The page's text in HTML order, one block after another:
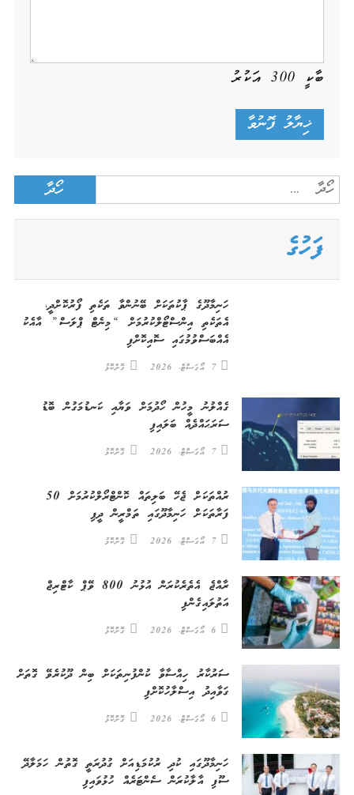
ބާކީ 300އަކުރު
Search
for:
ފަހުގެ
ހަނިމާދޫގެ ޕާކުތަކަށް ބޭނުންވާ ތަކެތި ފޯރުކޮށްދީ،
އެތަކެތި އިންސްޓޯލްކުރުމަށް “މިނެޓް ޕްލަސް” އާއެކު
އެއްބަސްވުމުގައި ސޮއިކޮށްފި
7 އޯގަސްޓް، 2026 ގޮށްކޮޅު
ގެއްލުނު މީހުން ހޯދުމަށް ވަޔާއި ކަނޑުމަގުން ބޮޑު
ސަރަޙައްދެއް ބަލައިފި
7 އޯގަސްޓް، 2026 ގޮށްކޮޅު
ރުއްތަކަށް ޖެހޭ ބަލިތައް ކޮންޓްރޯލްކުރުމަށް 50
ފަރާތަކަށް ހަނިމާދޫގައި ތަމްރީން ދީފި
7 އޯގަސްޓް، 2026 ގޮށްކޮޅު
ރާއްޖެ އެތެރެކުރަން އުޅުނު 800 ވޭޕް ކާޓްރިޖް
އަތުލައިގެންފި
6 އޯގަސްޓް، 2026 ގޮށްކޮޅު
ސަރުކާރު ހިއްސާވާ ކުންފުނިތަކަށް ބިން ދޫކުރެވޭ ގޮތަށް
ގަވާއިދު އިސްލާހުކޮށްފި
6 އޯގަސްޓް، 2026 ގޮށްކޮޅު
ހަނިމާދޫގައި ކުދި ރުކުމަޑިއަށް ގުދުރަތީ ގޮތުން ހަމަލާދޭ
ސޫފި އާލާކުރަން ސެންޓަރެއް ހުޅުވައިފި